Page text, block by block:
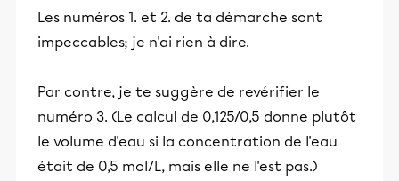
Les numéros 1. et 2. de ta démarche sont
impeccables; je n'ai rien à dire.
Par contre, je te suggère de revérifier le
numéro 3. (Le calcul de 0,125/0,5 donne plutôt
le volume d'eau si la concentration de l'eau
était de 0,5 mol/L, mais elle ne l'est pas.)